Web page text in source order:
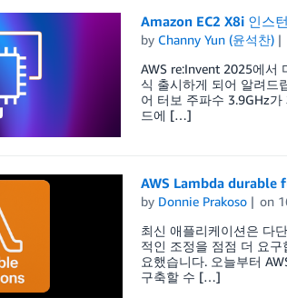
Amazon EC2 X8i 인스
by Channy Yun (윤석찬)
AWS re:Invent 2025에서
식 출시하게 되어 알려드
어 터보 주파수 3.9GHz
드에 […]
AWS Lambda durable
by Donnie Prakoso on
최신 애플리케이션은 다
적인 조정을 점점 더 요
요했습니다. 오늘부터
구축할 수 […]